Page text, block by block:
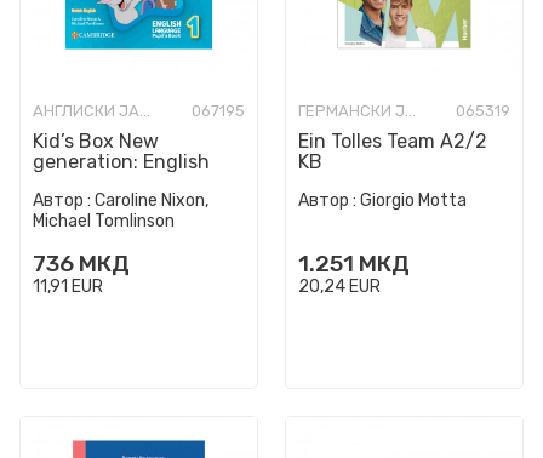
АНГЛИСКИ ЈАЗИК 067195
Kid’s Box New
generation: English
1 (Starter Level)
Автор : Caroline Nixon,
Michael Tomlinson
736 МКД
11,91 EUR
ГЕРМАНСКИ ЈАЗИК 065319
Ein Tolles Team A2/2
KB
Автор : Giorgio Motta
1.251 МКД
20,24 EUR